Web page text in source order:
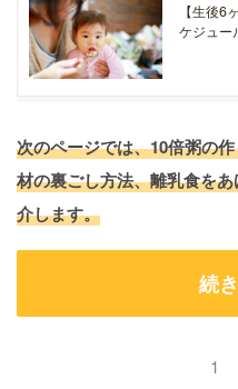
【生後6
ケジュー
次のページでは、10倍粥の
材の裏ごし方法、離乳食を
介します。
続
1